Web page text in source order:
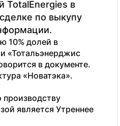
TotalEnergies в
по выкупу
10% долей в
«Тотальэнерджис
в документе.
«Новатэка».
является Утреннее